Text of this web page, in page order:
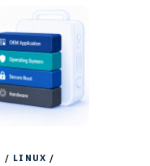
/ LINUX /